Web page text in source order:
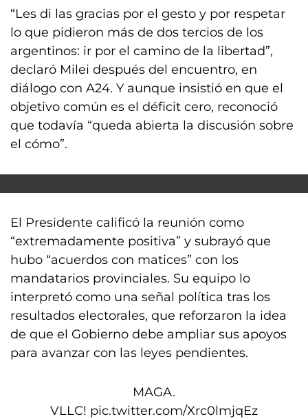
“Les di las gracias por el gesto y por respetar
lo que pidieron más de dos tercios de los
argentinos: ir por el camino de la libertad”,
declaró Milei después del encuentro, en
diálogo con A24. Y aunque insistió en que el
objetivo común es el déficit cero, reconoció
que todavía “queda abierta la discusión sobre
el cómo”.
El Presidente calificó la reunión como
“extremadamente positiva” y subrayó que
hubo “acuerdos con matices” con los
mandatarios provinciales. Su equipo lo
interpretó como una señal política tras los
resultados electorales, que reforzaron la idea
de que el Gobierno debe ampliar sus apoyos
para avanzar con las leyes pendientes.
MAGA.
VLLC! pic.twitter.com/Xrc0lmjqEz